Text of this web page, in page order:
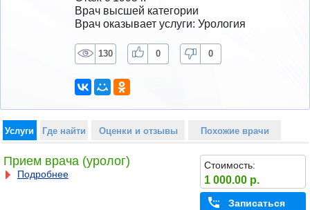
Врач высшей категории
Врач оказывает услуги: Урология
130 0 0
Услуги Где найти Оценки и отзывы Похожие врачи
Прием врача (уролог)
Подробнее
Стоимость:
1 000.00 р.
Записаться